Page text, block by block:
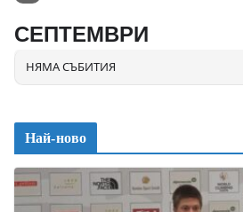
СЕПТЕМВРИ
НЯМА СЪБИТИЯ
Най-ново